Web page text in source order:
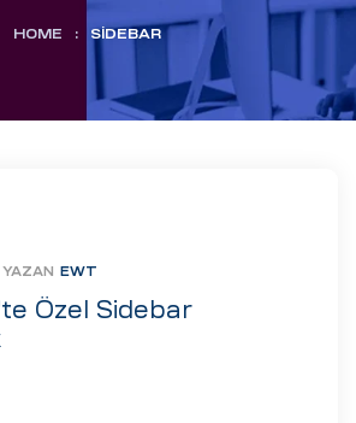
HOME : SIDEBAR
Özel Sidebar
YAZAN EWT